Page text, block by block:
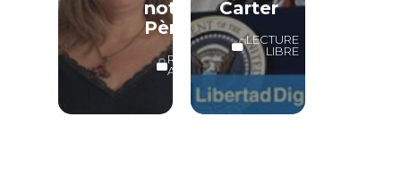
notre
Père
RÉSERVÉ
ABONNÉS
Carter
LECTURE
LIBRE